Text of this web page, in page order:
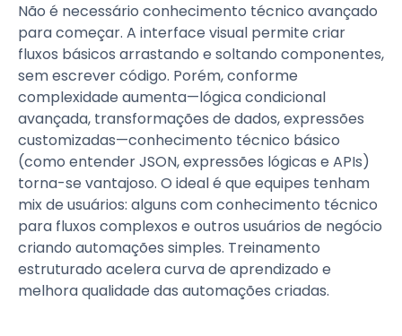
Não é necessário conhecimento técnico avançado
para começar. A interface visual permite criar
fluxos básicos arrastando e soltando componentes,
sem escrever código. Porém, conforme
complexidade aumenta—lógica condicional
avançada, transformações de dados, expressões
customizadas—conhecimento técnico básico
(como entender JSON, expressões lógicas e APIs)
torna-se vantajoso. O ideal é que equipes tenham
mix de usuários: alguns com conhecimento técnico
para fluxos complexos e outros usuários de negócio
criando automações simples. Treinamento
estruturado acelera curva de aprendizado e
melhora qualidade das automações criadas.